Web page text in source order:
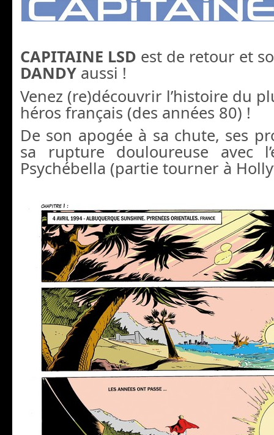
CAPITAINE LSD est de retour et
DANDY aussi !
Venez (re)découvrir l’histoire du
héros français (des années 80) !
De son apogée à sa chute, ses
sa rupture douloureuse avec
Psychébella (partie tourner à